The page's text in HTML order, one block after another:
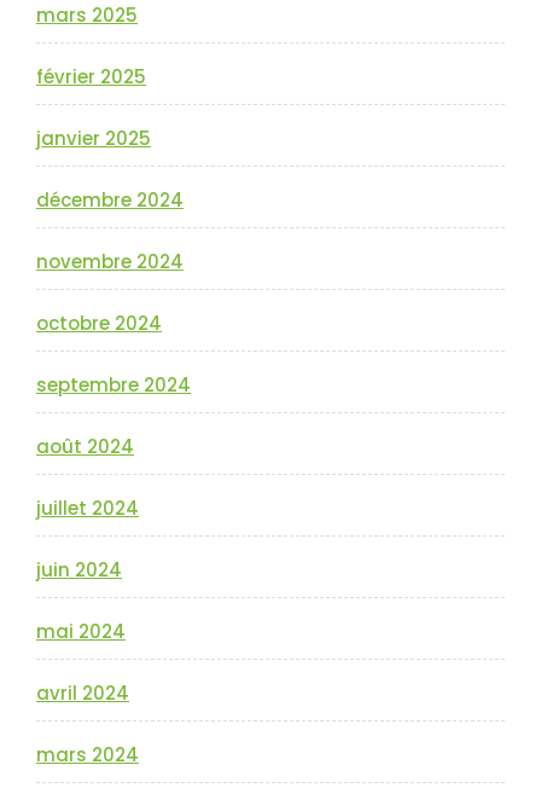
mars 2025
février 2025
janvier 2025
décembre 2024
novembre 2024
octobre 2024
septembre 2024
août 2024
juillet 2024
juin 2024
mai 2024
avril 2024
mars 2024